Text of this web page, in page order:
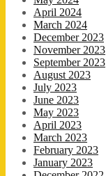
April 2024
March 2024
December 2023
November 2023
September 2023
August 2023
July 2023
June 2023
May 2023
April 2023
March 2023
February 2023
January 2023